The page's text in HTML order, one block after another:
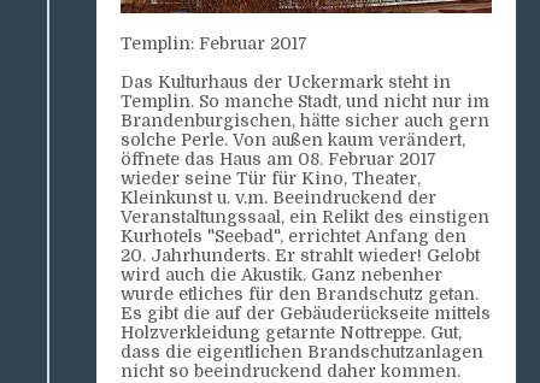
Templin: Februar 2017
Das Kulturhaus der Uckermark steht in
Templin. So manche Stadt, und nicht nur im
Brandenburgischen, hätte sicher auch gern
solche Perle. Von außen kaum verändert,
öffnete das Haus am 08. Februar 2017
wieder seine Tür für Kino, Theater,
Kleinkunst u. v.m. Beeindruckend der
Veranstaltungssaal, ein Relikt des einstigen
Kurhotels "Seebad", errichtet Anfang den
20. Jahrhunderts. Er strahlt wieder! Gelobt
wird auch die Akustik. Ganz nebenher
wurde etliches für den Brandschutz getan.
Es gibt die auf der Gebäuderückseite mittels
Holzverkleidung getarnte Nottreppe. Gut,
dass die eigentlichen Brandschutzanlagen
nicht so beeindruckend daher kommen.